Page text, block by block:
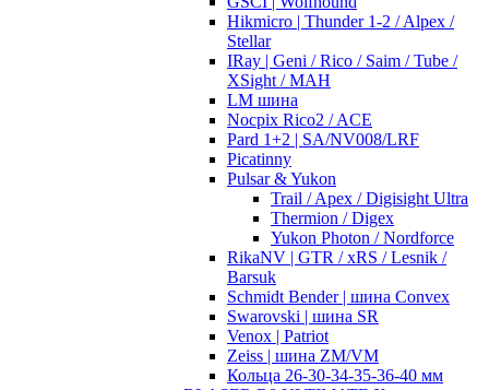
Hikmicro | Thunder 1-2 / Alpex /
Stellar
IRay | Geni / Rico / Saim / Tube /
XSight / MAH
LM шина
Nocpix Rico2 / ACE
Pard 1+2 | SA/NV008/LRF
Picatinny
Pulsar & Yukon
Trail / Apex / Digisight Ultra
Thermion / Digex
Yukon Photon / Nordforce
RikaNV | GTR / xRS / Lesnik /
Barsuk
Schmidt Bender | шина Convex
Swarovski | шина SR
Venox | Patriot
Zeiss | шина ZM/VM
Кольца 26-30-34-35-36-40 мм